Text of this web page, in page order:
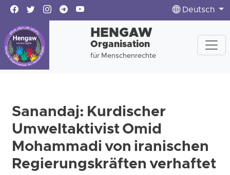
Deutsch
HENGAW
Organisation
für Menschenrechte
Sanandaj: Kurdischer
Umweltaktivist Omid
Mohammadi von iranischen
Regierungskräften verhaftet